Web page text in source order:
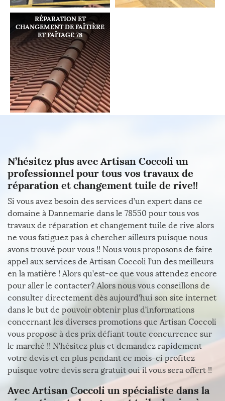
RÉPARATION ET
CHANGEMENT DE FAÎTIÈRE
ET FAÎTAGE 78
N’hésitez plus avec Artisan Coccoli un
professionnel pour tous vos travaux de
réparation et changement tuile de rive!!
Si vous avez besoin des services d’un expert dans ce
domaine à Dannemarie dans le 78550 pour tous vos
travaux de réparation et changement tuile de rive alors
ne vous fatiguez pas à chercher ailleurs puisque nous
avons trouvé pour vous !! Nous vous proposons de faire
appel aux services de Artisan Coccoli l’un des meilleurs
en la matière ! Alors qu’est-ce que vous attendez encore
pour aller le contacter? Alors nous vous conseillons de
consulter directement dès aujourd’hui son site internet
dans le but de pouvoir obtenir plus d’informations
concernant les diverses promotions que Artisan Coccoli
vous propose à des prix défiant toute concurrence sur
le marché !! N’hésitez plus et demandez rapidement
votre devis et en plus pendant ce mois-ci profitez
puisque votre devis sera gratuit oui il vous sera offert !!
Avec Artisan Coccoli un spécialiste dans la